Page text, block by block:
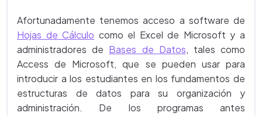
Afortunadamente tenemos acceso a software de
Hojas de Cálculo como el Excel de Microsoft y a
administradores de Bases de Datos, tales como
Access de Microsoft, que se pueden usar para
introducir a los estudiantes en los fundamentos de
estructuras de datos para su organización y
administración. De los programas antes